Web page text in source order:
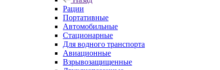
Рации
Портативные
Автомобильные
Стационарные
Для водного транспорта
Авиационные
Взрывозащищенные